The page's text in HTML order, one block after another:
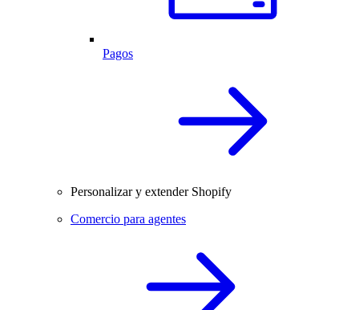
Pagos
Personalizar y extender Shopify
Comercio para agentes